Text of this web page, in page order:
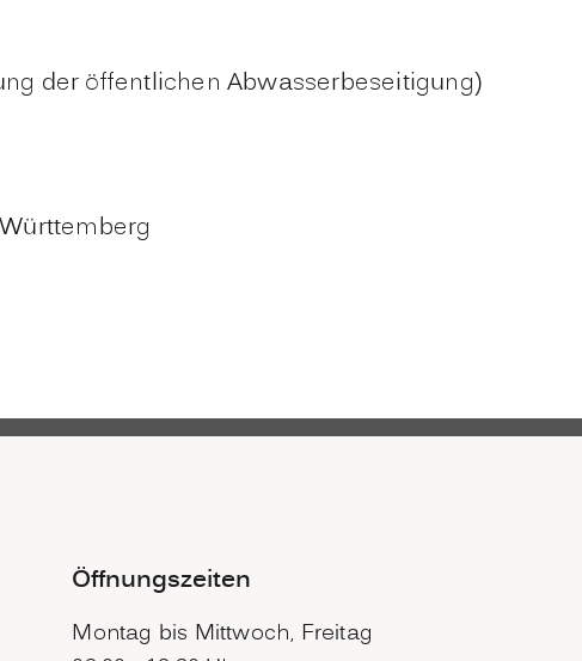
der öffentlichen Abwasserbeseitigung)
Öffnungszeiten
Montag bis Mittwoch, Freitag